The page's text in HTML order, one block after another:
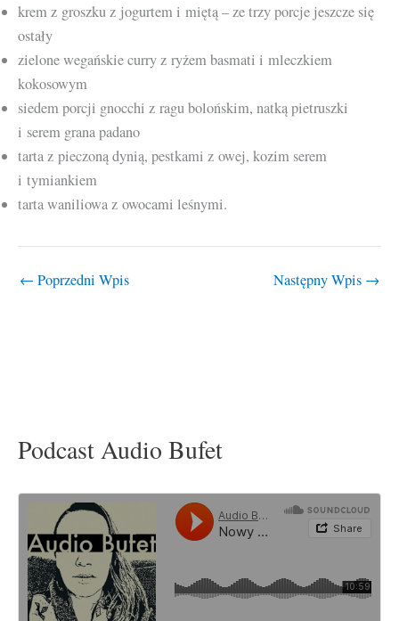
krem z groszku z jogurtem i miętą – ze trzy porcje jeszcze się
ostały
zielone wegańskie curry z ryżem basmati i mleczkiem
kokosowym
siedem porcji gnocchi z ragu bolońskim, natką pietruszki
i serem grana padano
tarta z pieczoną dynią, pestkami z owej, kozim serem
i tymiankiem
tarta waniliowa z owocami leśnymi.
← Poprzedni Wpis Następny Wpis →
Podcast Audio Bufet